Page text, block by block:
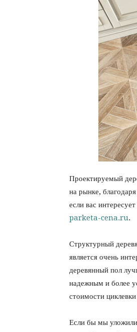
Проектируемый
на рынке,
если вас
parketa-cena.ru.
Структурный
является очень
деревянный пол
надежным и более
стоимости
Если бы мы уложили